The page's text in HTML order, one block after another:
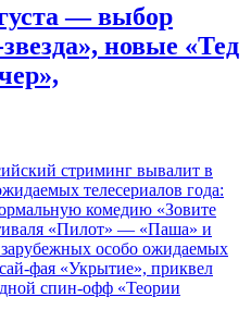
— выбор
новые «Тед
стриминг вывалит в
телесериалов года:
комедию «Зовите
«Пилот» — «Паша» и
особо ожидаемых
фая «Укрытие», приквел
спин-офф «Теории